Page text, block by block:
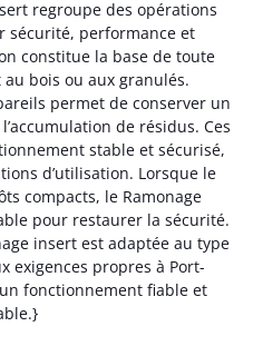
regroupe des opérations
sécurité, performance et
constitue la base de toute
bois ou aux granulés.
permet de conserver un
de résidus. Ces
stable et sécurisé,
d’utilisation. Lorsque le
compacts, le Ramonage
pour restaurer la sécurité.
insert est adaptée au type
exigences propres à Port-
fonctionnement fiable et